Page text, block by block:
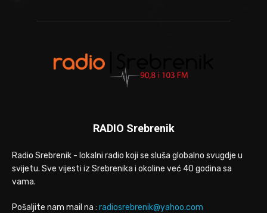
RADIO Srebrenik
Radio Srebrenik - lokalni radio koji se sluša globalno svugdje u
svijetu. Sve vijesti iz Srebrenika i okoline već 40 godina sa
vama.
Pošaljite nam mail na : radiosrebrenik@yahoo.com